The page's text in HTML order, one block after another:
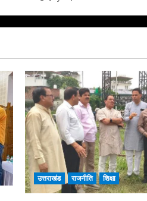
उत्तराखंड राजनीति शिक्षा